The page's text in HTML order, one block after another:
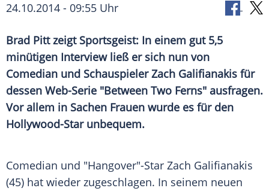
24.10.2014 - 09:55 Uhr
Brad Pitt zeigt Sportsgeist: In einem gut 5,5
minütigen Interview ließ er sich nun von
Comedian und Schauspieler Zach Galifianakis für
dessen Web-Serie "Between Two Ferns" ausfragen.
Vor allem in Sachen Frauen wurde es für den
Hollywood-Star unbequem.
Comedian und "Hangover"-Star Zach Galifianakis
(45) hat wieder zugeschlagen. In seinem neuen